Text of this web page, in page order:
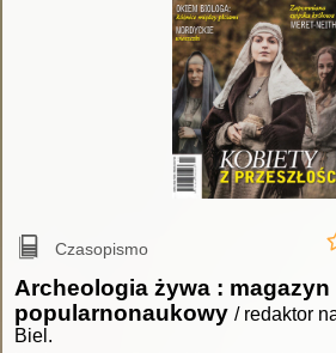
Czasopismo
Archeologia żywa : magazyn
popularnonaukowy / redaktor
Biel.